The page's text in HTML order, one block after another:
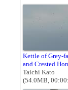
Kettle of Grey-
and Crested
Taichi Kato
(54.0MB,